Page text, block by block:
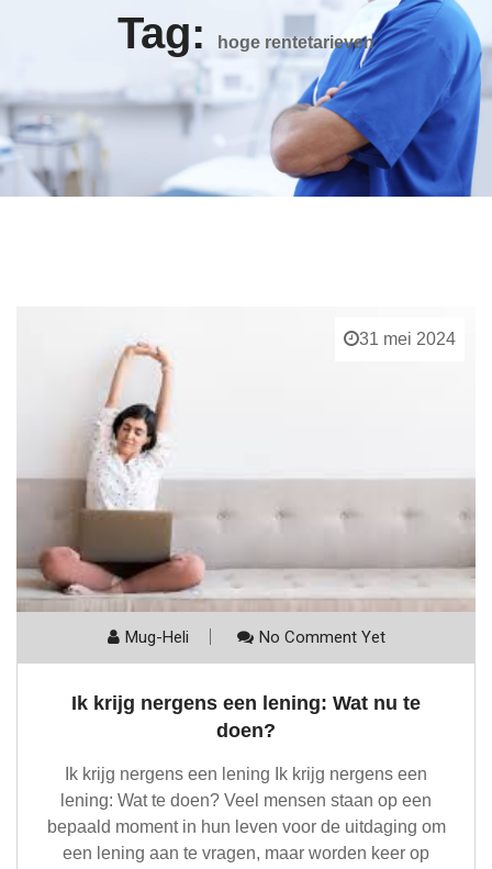
Tag: hoge rentetarieven
31 mei 2024
Mug-Heli No Comment Yet
Ik krijg nergens een lening: Wat nu te
doen?
Ik krijg nergens een lening Ik krijg nergens een
lening: Wat te doen? Veel mensen staan op een
bepaald moment in hun leven voor de uitdaging om
een lening aan te vragen, maar worden keer op